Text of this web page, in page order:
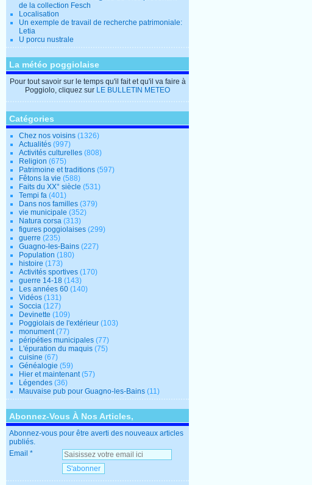
de la collection Fesch
Localisation
Un exemple de travail de recherche patrimoniale:
Letia
U porcu nustrale
La météo poggiolaise
Pour tout savoir sur le temps qu'il fait et qu'il va faire à
Poggiolo, cliquez sur LE BULLETIN METEO
Catégories
Chez nos voisins (1326)
Actualités (997)
Activités culturelles (808)
Religion (675)
Patrimoine et traditions (597)
Fêtons la vie (588)
Faits du XX° siècle (531)
Tempi fa (401)
Dans nos familles (379)
vie municipale (352)
Natura corsa (313)
figures poggiolaises (299)
guerre (235)
Guagno-les-Bains (227)
Population (180)
histoire (173)
Activités sportives (170)
guerre 14-18 (143)
Les années 60 (140)
Vidéos (131)
Soccia (127)
Devinette (109)
Poggiolais de l'extérieur (103)
monument(77)
péripéties municipales (77)
L'épuration du maquis (75)
cuisine (67)
Généalogie (59)
Hier et maintenant(57)
Légendes (36)
Mauvaise pub pour Guagno-les-Bains (11)
Abonnez-Vous À Nos Articles,
Abonnez-vous pour être averti des nouveaux articles
publiés.
Email